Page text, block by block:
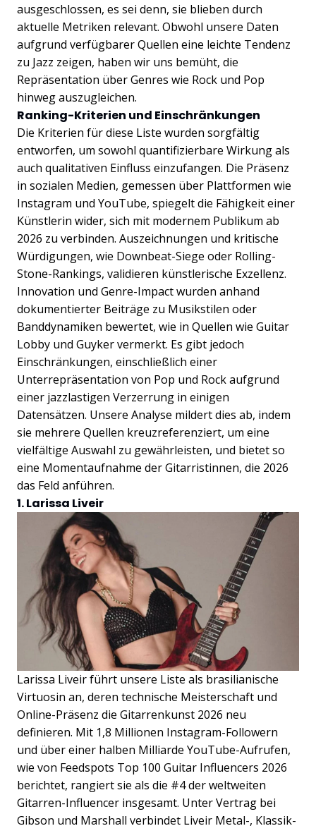
ausgeschlossen, es sei denn, sie blieben durch
aktuelle Metriken relevant. Obwohl unsere Daten
aufgrund verfügbarer Quellen eine leichte Tendenz
zu Jazz zeigen, haben wir uns bemüht, die
Repräsentation über Genres wie Rock und Pop
hinweg auszugleichen.
Ranking-Kriterien und Einschränkungen
Die Kriterien für diese Liste wurden sorgfältig
entworfen, um sowohl quantifizierbare Wirkung als
auch qualitativen Einfluss einzufangen. Die Präsenz
in sozialen Medien, gemessen über Plattformen wie
Instagram und YouTube, spiegelt die Fähigkeit einer
Künstlerin wider, sich mit modernem Publikum ab
2026 zu verbinden. Auszeichnungen und kritische
Würdigungen, wie Downbeat-Siege oder Rolling-
Stone-Rankings, validieren künstlerische Exzellenz.
Innovation und Genre-Impact wurden anhand
dokumentierter Beiträge zu Musikstilen oder
Banddynamiken bewertet, wie in Quellen wie Guitar
Lobby und Guyker vermerkt. Es gibt jedoch
Einschränkungen, einschließlich einer
Unterrepräsentation von Pop und Rock aufgrund
einer jazzlastigen Verzerrung in einigen
Datensätzen. Unsere Analyse mildert dies ab, indem
sie mehrere Quellen kreuzreferenziert, um eine
vielfältige Auswahl zu gewährleisten, und bietet so
eine Momentaufnahme der Gitarristinnen, die 2026
das Feld anführen.
1. Larissa Liveir
Larissa Liveir führt unsere Liste als brasilianische
Virtuosin an, deren technische Meisterschaft und
Online-Präsenz die Gitarrenkunst 2026 neu
definieren. Mit 1,8 Millionen Instagram-Followern
und über einer halben Milliarde YouTube-Aufrufen,
wie von Feedspots Top 100 Guitar Influencers 2026
berichtet, rangiert sie als die #4 der weltweiten
Gitarren-Influencer insgesamt. Unter Vertrag bei
Gibson und Marshall verbindet Liveir Metal-, Klassik-